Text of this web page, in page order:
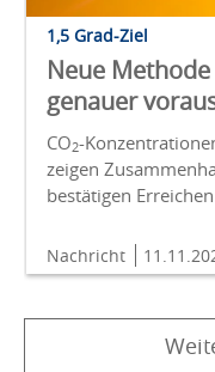
1,5 Grad-Ziel
Neue
genauer
CO2-
zeigen
bestätigen
Nachricht